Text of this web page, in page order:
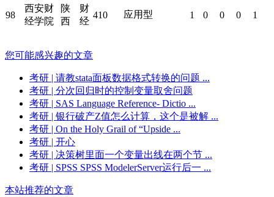
98
西安财
经学院
陕
西
财
经
410 应用型 1 0 0 0 1
您可能感兴趣的文章
考研 | 请教stata面板数据格式转换的问题 ...
考研 | 分次回归时的控制变量取舍问题
考研 | SAS Language Reference- Dictio ...
考研 | 银行破产Z值怎么计算，这个是被解 ...
考研 | On the Holy Grail of “Upside ...
考研 | 开心
考研 | 决策树里面一个变量出线在两个节 ...
考研 | SPSS SPSS ModelerServer运行后一 ...
本站推荐的文章